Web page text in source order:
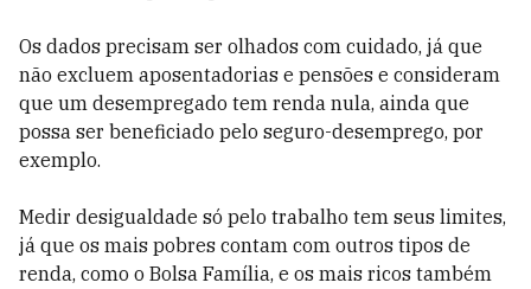
Os dados precisam ser olhados com cuidado, já que
não excluem aposentadorias e pensões e consideram
que um desempregado tem renda nula, ainda que
possa ser beneficiado pelo seguro-desemprego, por
exemplo.
Medir desigualdade só pelo trabalho tem seus limites,
já que os mais pobres contam com outros tipos de
renda, como o Bolsa Família, e os mais ricos também